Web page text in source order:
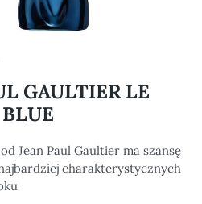
GAULTIER LE
Jean Paul Gaultier ma szansę
charakterystycznych